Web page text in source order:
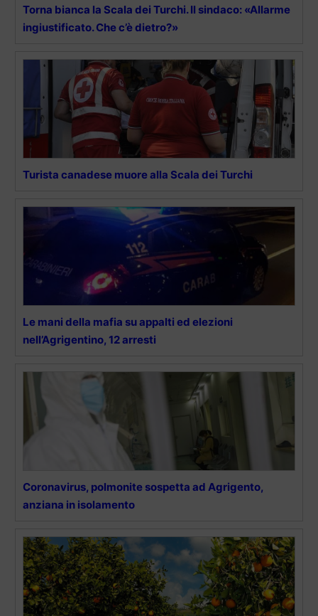
Torna bianca la Scala dei Turchi. Il sindaco: «Allarme
ingiustificato. Che c’è dietro?»
Turista canadese muore alla Scala dei Turchi
Le mani della mafia su appalti ed elezioni
nell’Agrigentino, 12 arresti
Coronavirus, polmonite sospetta ad Agrigento,
anziana in isolamento